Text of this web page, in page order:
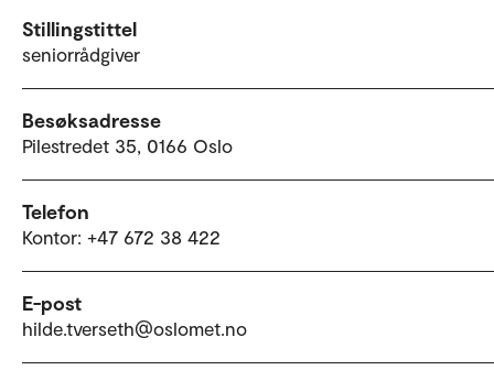
Stillingstittel
seniorrådgiver
Besøksadresse
Pilestredet 35, 0166 Oslo
Telefon
Kontor: +47 672 38 422
E-post
hilde.tverseth@oslomet.no